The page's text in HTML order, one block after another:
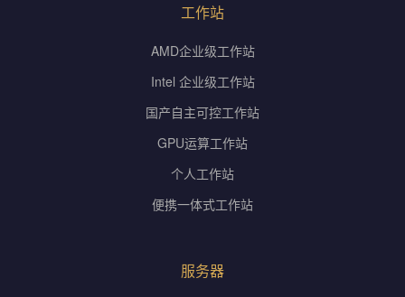
工作站
AMD企业级工作站
Intel 企业级工作站
国产自主可控工作站
GPU运算工作站
个人工作站
便携一体式工作站
服务器